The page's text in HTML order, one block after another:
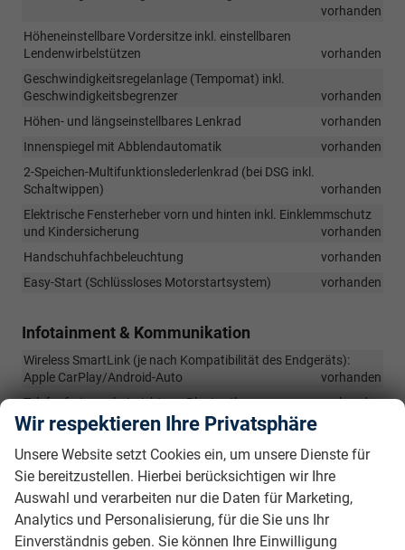
vorhanden
Höheneinstellbare Vordersitze inkl. einstellbaren
Lendenwirbelstützen
vorhanden
Geschwindigkeitsregelanlage (Tempomat) inkl.
Geschwindigkeitsbegrenzer
vorhanden
Höhen- und längseinstellbares Lenkrad
vorhanden
Innenspiegel mit Abblendautomatik
vorhanden
2-Speichen-Multifunktionslederlenkrad (bei DSG inkl.
Schaltwippen)
vorhanden
Elektrische Fensterheber vorn und hinten inkl. Einklemmschutz
und Kindersicherung
vorhanden
Handschuhfachbeleuchtung
vorhanden
Easy-Start (Schlüssloses Motorstartsystem)
vorhanden
Infotainment & Kommunikation
Wireless SmartLink (je nach Kompatibilität des Endgeräts):
Apple CarPlay/Android-Auto
vorhanden
Telefonfreisprecheinrichtung Bluetooth
vorhanden
Digitaler Radioempfang DAB+
8 Lautsprecher
vorhanden
Sprachsteuerung
vorhanden
2x USB-Anschlüsse vorn (Typ-C)
vorhanden
10" Infotainmentsystem
vorhanden
Wir respektieren Ihre Privatsphäre
Unsere Website setzt Cookies ein, um unsere Dienste für
Sie bereitzustellen. Hierbei berücksichtigen wir Ihre
Auswahl und verarbeiten nur die Daten für Marketing,
Analytics und Personalisierung, für die Sie uns Ihr
Einverständnis geben. Sie können Ihre Einwilligung